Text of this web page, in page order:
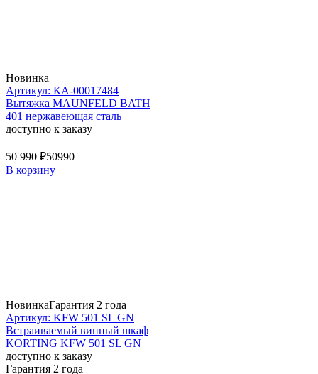
Новинка
Артикул: КА-00017484
Вытяжка MAUNFELD BATH
401 нержавеющая сталь
доступно к заказу
50 990 ₽50990
В корзину
НовинкаГарантия 2 года
Артикул: KFW 501 SL GN
Встраиваемый винный шкаф
KORTING KFW 501 SL GN
доступно к заказу
Гарантия 2 года